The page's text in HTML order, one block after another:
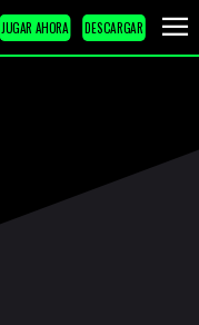
JUGAR AHORA DESCARGAR